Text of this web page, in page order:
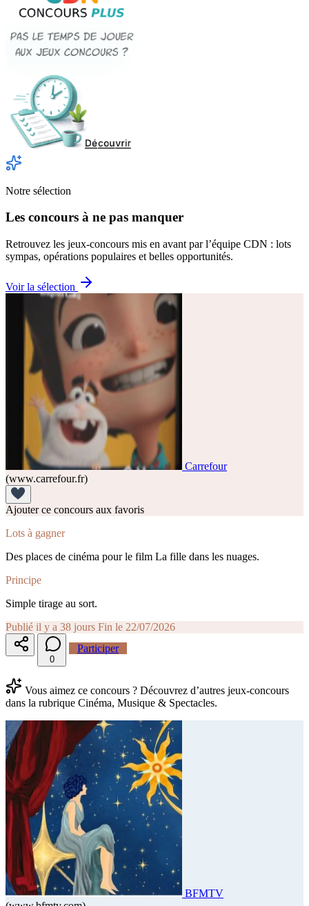
Notre sélection
Les concours à ne pas manquer
Retrouvez les jeux-concours mis en avant par l’équipe CDN : lots
sympas, opérations populaires et belles opportunités.
Voir la sélection
Carrefour
(www.carrefour.fr)
Ajouter ce concours aux favoris
Lots à gagner
Des places de cinéma pour le film La fille dans les nuages.
Principe
Simple tirage au sort.
Publié il y a 38 jours Fin le 22/07/2026
0
Participer
Vous aimez ce concours ? Découvrez d’autres jeux-concours
dans la rubrique Cinéma, Musique & Spectacles.
BFMTV